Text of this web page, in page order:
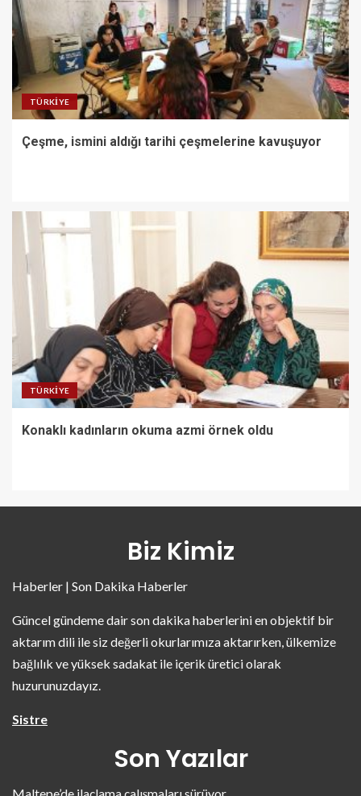
TÜRKIYE
Çeşme, ismini aldığı tarihi çeşmelerine kavuşuyor
TÜRKIYE
Konaklı kadınların okuma azmi örnek oldu
Biz Kimiz
Haberler | Son Dakika Haberler
Güncel gündeme dair son dakika haberlerini en objektif bir
aktarım dili ile siz değerli okurlarımıza aktarırken, ülkemize
bağlılık ve yüksek sadakat ile içerik üretici olarak
huzurunuzdayız.
Sistre
Son Yazılar